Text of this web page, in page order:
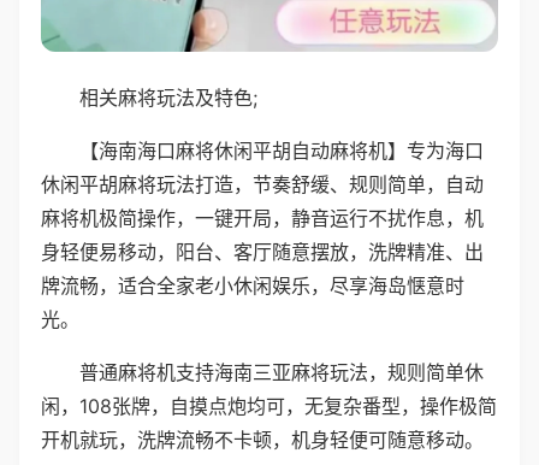
相关麻将玩法及特色;
【海南海口麻将休闲平胡自动麻将机】专为海口
休闲平胡麻将玩法打造，节奏舒缓、规则简单，自动
麻将机极简操作，一键开局，静音运行不扰作息，机
身轻便易移动，阳台、客厅随意摆放，洗牌精准、出
牌流畅，适合全家老小休闲娱乐，尽享海岛惬意时
光。
普通麻将机支持海南三亚麻将玩法，规则简单休
闲，108张牌，自摸点炮均可，无复杂番型，操作极简
开机就玩，洗牌流畅不卡顿，机身轻便可随意移动。